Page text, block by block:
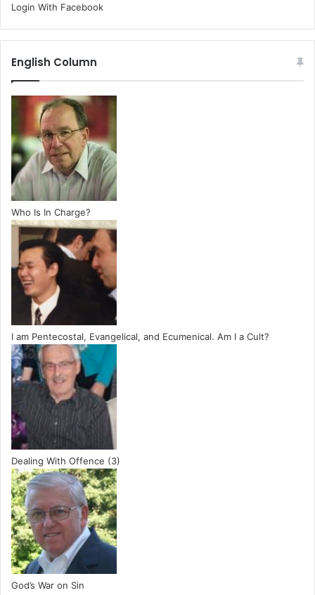
Login With Facebook
English Column
Who Is In Charge?
I am Pentecostal, Evangelical, and Ecumenical. Am I a Cult?
Dealing With Offence (3)
God’s War on Sin